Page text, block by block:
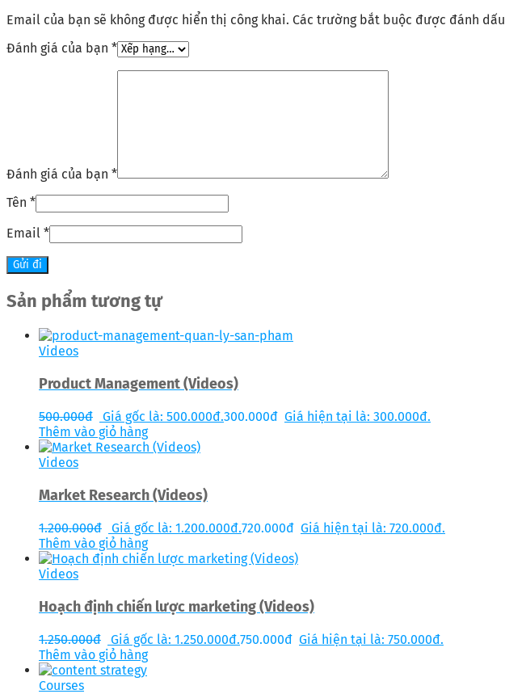
Email của bạn sẽ không được hiển thị công khai. Các trường bắt buộc được đánh dấu
Đánh giá của bạn *
Đánh giá của bạn *
Tên *
Email *
Sản phẩm tương tự
Videos
Product Management (Videos)
500.000đ Giá gốc là: 500.000đ.300.000đ Giá hiện tại là: 300.000đ.
Thêm vào giỏ hàng
Videos
Market Research (Videos)
1.200.000đ Giá gốc là: 1.200.000đ.720.000đ Giá hiện tại là: 720.000đ.
Thêm vào giỏ hàng
Videos
Hoạch định chiến lược marketing (Videos)
1.250.000đ Giá gốc là: 1.250.000đ.750.000đ Giá hiện tại là: 750.000đ.
Thêm vào giỏ hàng
Courses